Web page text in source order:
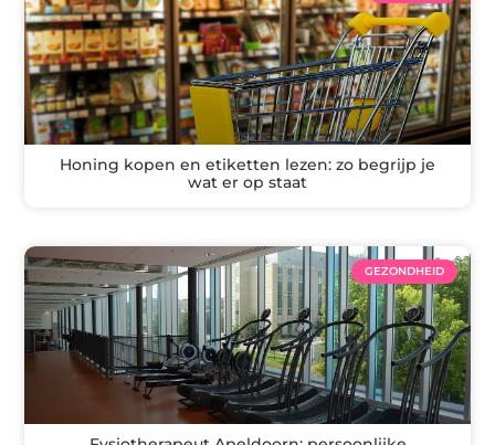
Honing kopen en etiketten lezen: zo begrijp je
wat er op staat
GEZONDHEID